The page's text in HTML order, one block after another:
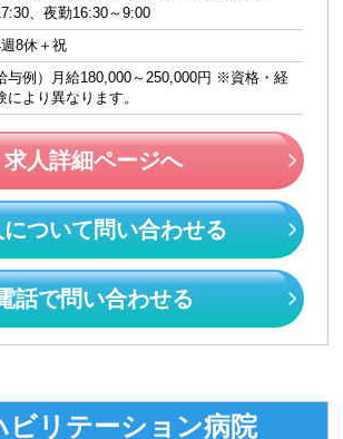
、夜勤16:30～9:00
8休＋祝
与例）月給180,000～250,000円 ※資格・経
により異なります。
求人詳細ページへ
ついて問い合わせる
話で問い合わせる
ビリテーション病院